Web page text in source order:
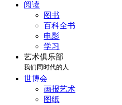
阅读
图书
百科全书
电影
学习
艺术俱乐部
我们同时代的人
世博会
画报艺术
图纸